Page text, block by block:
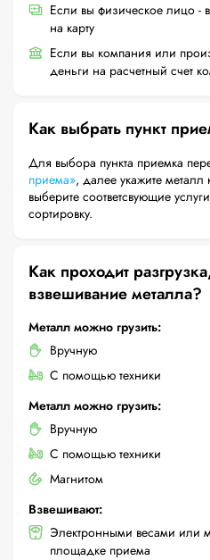
Если вы физическое лицо -
на карту
Если вы компания или
деньги на расчетный счет
Как выбрать пункт
Для выбора пункта приемка
приема», далее укажите металл
выберите соответсвующие услуги и интересующую Вас
сортировку.
Как проходит
взвешивание металла?
Металл можно грузить:
Вручную
С помощью техники
Металл можно грузить:
Вручную
С помощью техники
Магнитом
Взвешивают:
Электронными весами или
площадке приема